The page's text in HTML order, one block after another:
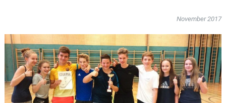
November 2017